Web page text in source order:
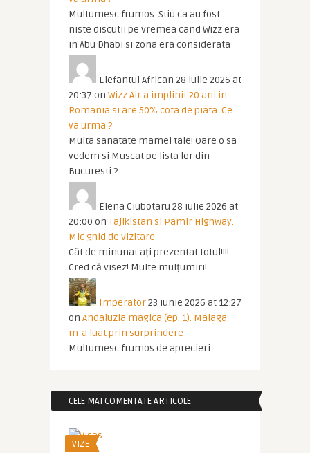
Multumesc frumos. Stiu ca au fost
niste discutii pe vremea cand Wizz era
in Abu Dhabi si zona era considerata
Elefantul African 28 iulie 2026 at
20:37 on Wizz Air a implinit 20 ani in
Romania si are 50% cota de piata. Ce
va urma ?
Multa sanatate mamei tale! Oare o sa
vedem si Muscat pe lista lor din
Bucuresti ?
Elena Ciubotaru 28 iulie 2026 at
20:00 on Tajikistan si Pamir Highway.
Mic ghid de vizitare
Cât de minunat ați prezentat totul!!!!
Cred că visez! Multe mulțumiri!
Imperator23 iunie 2026 at 12:27
on Andaluzia magica (ep. 1). Malaga
m-a luat prin surprindere
Multumesc frumos de aprecieri
CELE MAI COMENTATE ARTICOLE
VIZE